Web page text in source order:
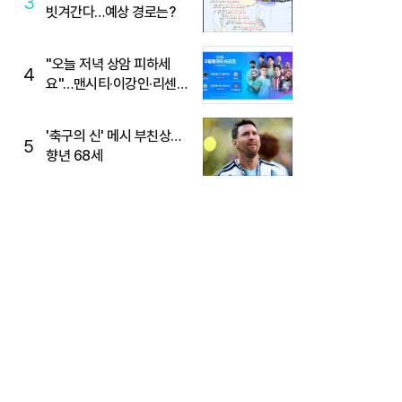
빗겨간다…예상 경로는?
4
"오늘 저녁 상암 피하세
요"…맨시티·이강인·리센느
5
'축구의 신' 메시 부친상…
향년 68세